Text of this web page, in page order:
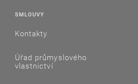
SMLOUVY
Kontakty
Úřad průmyslového
vlastnictví